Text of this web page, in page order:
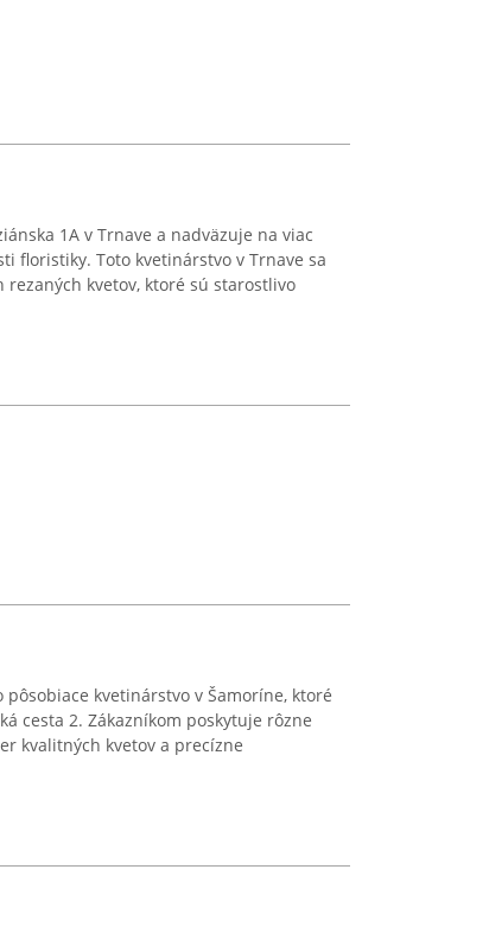
1A v Trnave a nadväzuje na viac
floristiky. Toto kvetinárstvo v Trnave sa
kvetov, ktoré sú starostlivo
kvetinárstvo v Šamoríne, ktoré
cesta 2. Zákazníkom poskytuje rôzne
kvalitných kvetov a precízne